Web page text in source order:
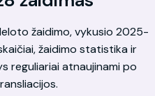
žaidimo, vykusio 2025-
žaidimo statistika ir
reguliariai atnaujinami po